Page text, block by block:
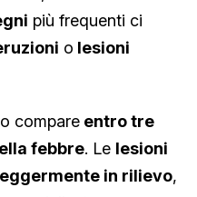
più frequenti ci
o lesioni
compare entro tre
febbre. Le lesioni
in rilievo,